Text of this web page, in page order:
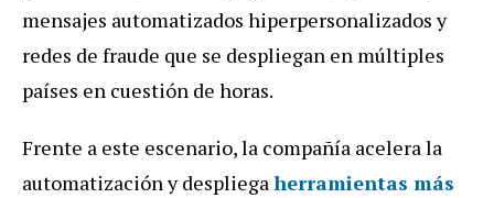
mensajes automatizados hiperpersonalizados y
redes de fraude que se despliegan en múltiples
países en cuestión de horas.
Frente a este escenario, la compañía acelera la
automatización y despliegaherramientas más